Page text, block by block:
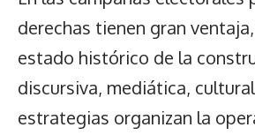
derechas tienen gran
estado histórico de la
discursiva, mediática,
estrategias organizan la